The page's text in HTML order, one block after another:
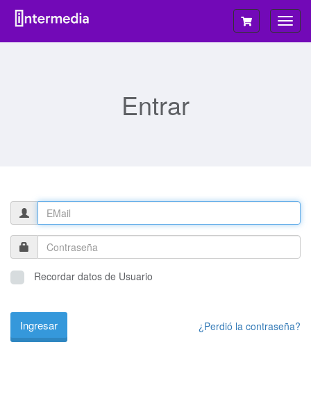
Entrar
Recordar datos de Usuario
¿Perdió la contraseña?